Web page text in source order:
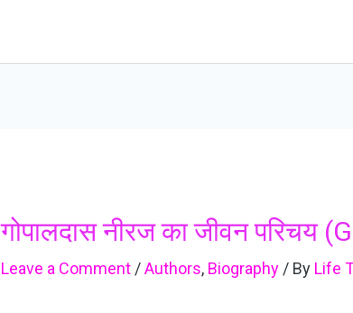
गोपालदास नीरज का जीवन
Leave a Comment /Authors, Biography / By Life